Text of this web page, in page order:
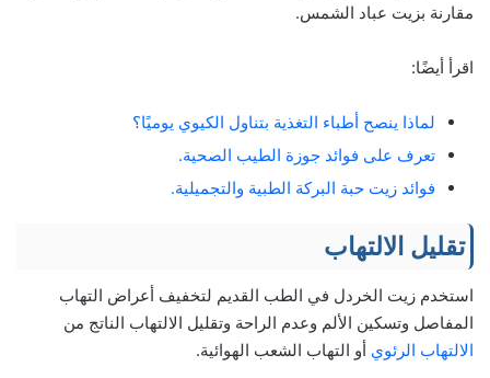
مقارنة بزيت عباد الشمس.
اقرأ أيضًا:
لماذا ينصح أطباء التغذية بتناول الكيوي يوميًا؟
تعرف على فوائد جوزة الطيب الصحية.
فوائد زيت حبة البركة الطبية والتجميلية.
تقليل الالتهاب
استخدم زيت الخردل في الطب القديم لتخفيف أعراض التهاب
المفاصل وتسكين الألم وعدم الراحة وتقليل الالتهاب الناتج من
الالتهاب الرئوي أو التهاب الشعب الهوائية.